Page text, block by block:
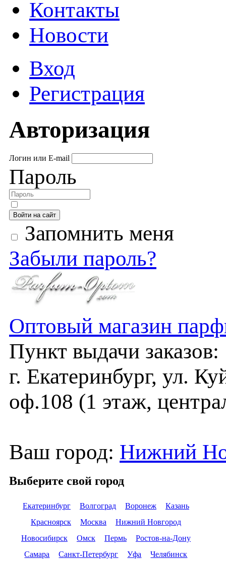
Контакты
Новости
Вход
Регистрация
Авторизация
Логин или E-mail
Пароль
Войти на сайт
Запомнить меня
Забыли пароль?
Оптовый магазин
Пункт выдачи заказов:
г. Екатеринбург, ул.
оф.108 (1 этаж,
Ваш город: Нижний
Выберите свой город
Екатеринбург Волгоград Воронеж
Казань
Красноярск
Москва
Нижний Новгород
Новосибирск
Омск Пермь
Ростов-на-Дону
Самара
Санкт-Петербург Уфа Челябинск